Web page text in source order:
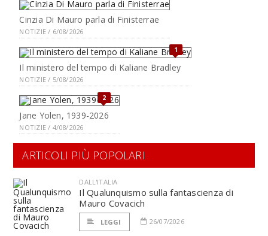
Cinzia Di Mauro parla di Finisterrae
NOTIZIE / 6/08/2026
1
Il ministero del tempo di Kaliane Bradley
NOTIZIE / 5/08/2026
2
Jane Yolen, 1939-2026
NOTIZIE / 4/08/2026
ARTICOLI PIÙ POPOLARI
DALL'ITALIA
Il Qualunquismo sulla fantascienza di
Mauro Covacich
LEGGI 26/07/2026